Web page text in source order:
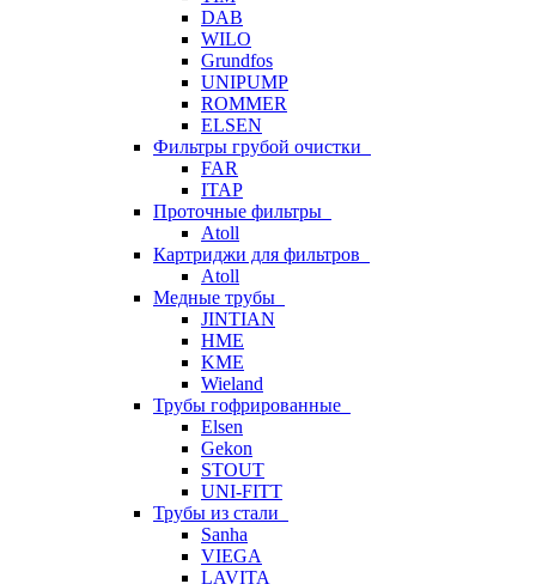
DAB
WILO
Grundfos
UNIPUMP
ROMMER
ELSEN
Фильтры грубой очистки
FAR
ITAP
Проточные фильтры
Atoll
Картриджи для фильтров
Atoll
Медные трубы
JINTIAN
HME
KME
Wieland
Трубы гофрированные
Elsen
Gekon
STOUT
UNI-FITT
Трубы из стали
Sanha
VIEGA
LAVITA